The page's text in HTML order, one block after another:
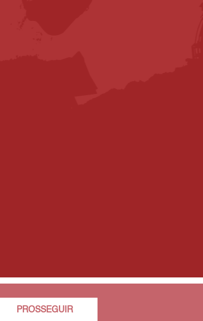
PROSSEGUIR